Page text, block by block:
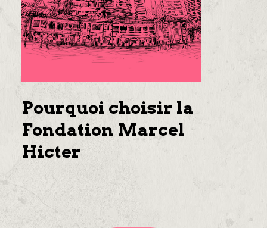
Pourquoi choisir la
Fondation Marcel
Hicter